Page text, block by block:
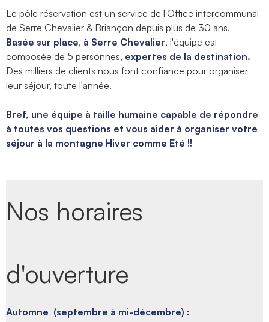
Le pôle réservation est un service de l'Office intercommunal
de Serre Chevalier & Briançon depuis plus de 30 ans.
Basée sur place, à Serre Chevalier, l'équipe est
composée de 5 personnes, expertes de la destination.
Des milliers de clients nous font confiance pour organiser
leur séjour, toute l'année.
Bref, une équipe à taille humaine capable de répondre
à toutes vos questions et vous aider à organiser votre
séjour à la montagne Hiver comme Eté !!
Nos horaires
d'ouverture
Automne (septembre à mi-décembre) :